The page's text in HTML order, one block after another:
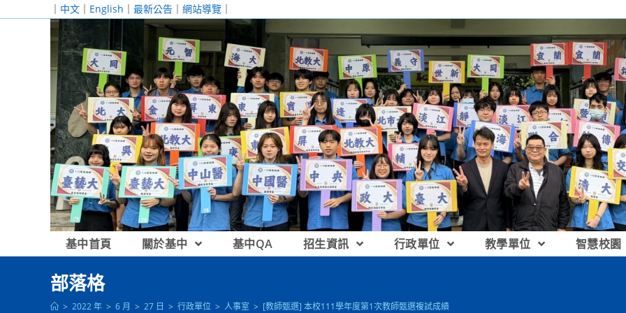
｜ 中文 ｜ English ｜ 最新公告 ｜ 網站導覽 ｜
基中首頁 關於基中 基中QA 招生資訊 行政單位 教學單位 智慧校園
部落格
> 2022 年 > 6 月 > 27 日 > 行政單位 > 人事室 > [教師甄選] 本校111學年度第1次教師甄選複試成績